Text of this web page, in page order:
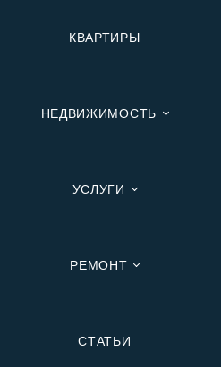
КВАРТИРЫ
НЕДВИЖИМОСТЬ
УСЛУГИ
РЕМОНТ
СТАТЬИ